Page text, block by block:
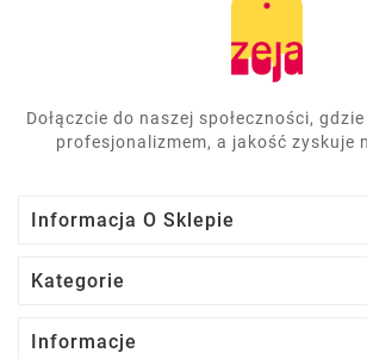
Dołączcie do naszej społeczności,
profesjonalizmem, a jakość zyskuje
Informacja O Sklepie
Kategorie
Informacje